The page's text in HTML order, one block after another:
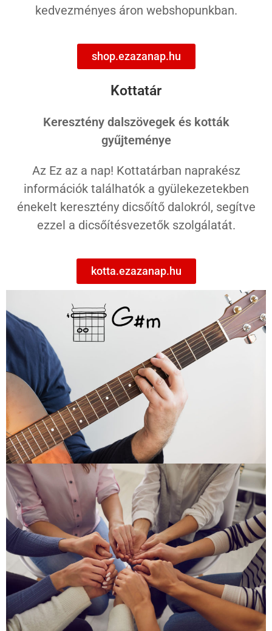
kedvezményes áron webshopunkban.
shop.ezazanap.hu
Kottatár
Keresztény dalszövegek és kották
gyűjteménye
Az Ez az a nap! Kottatárban naprakész
információk találhatók a gyülekezetekben
énekelt keresztény dicsőítő dalokról, segítve
ezzel a dicsőítésvezetők szolgálatát.
kotta.ezazanap.hu